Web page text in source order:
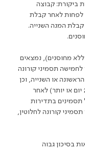
ביקורת: קבוצה
לקוביד 19 שבועיים לפחות לאחר קבלת
שלילית 7 ימים לאחר קבלת המנה השנייה.
מחוסנים), נמצאים
לחמישה תסמיני קורונה
או השנייה, וכן
בסיכון נמוך יותר לתסמיני קורונה ממושכים (28 יום או יותר) לאחר
תסמינים בתדירות
קורונה לחלוטין,
בסיכון גבוה